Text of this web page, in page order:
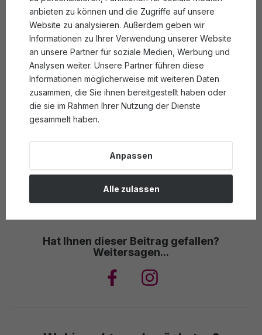
Extraktionsprozess gewonnen, der als Kaltpressung der
Orangenschalen bekannt ist, gefolgt von einer molekularen
Destillation. Das Ergebnis ist ein eleganter Zitrusduft mit
vielschichtiger fruchtiger, grüner, trockener und holziger
Persönlichkeit.
„Dieser Duft riecht nach Sommer: Zitrusfrüchte, begleitet von
der süchtig machenden Süße brasilianischer Orangen“, sagt
der Parfümeur Michael Carby.
Reinheit verzaubern, die sie in die Welt der Parfümerie bringt.
Hat Ihnen dieser Beitrag gefallen?
Weitersagen...
anbieten zu können und die Zugriffe auf unsere
Website zu analysieren. Außerdem geben wir
Informationen zu Ihrer Verwendung unserer Website
an unsere Partner für soziale Medien, Werbung und
Analysen weiter. Unsere Partner führen diese
Informationen möglicherweise mit weiteren Daten
zusammen, die Sie ihnen bereitgestellt haben oder
die sie im Rahmen Ihrer Nutzung der Dienste
gesammelt haben.
Anpassen
Alle zulassen